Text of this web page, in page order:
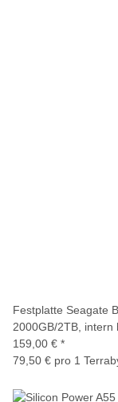
Festplatte Seagate
2000GB/2TB, intern
159,00 € *
79,50 € pro 1